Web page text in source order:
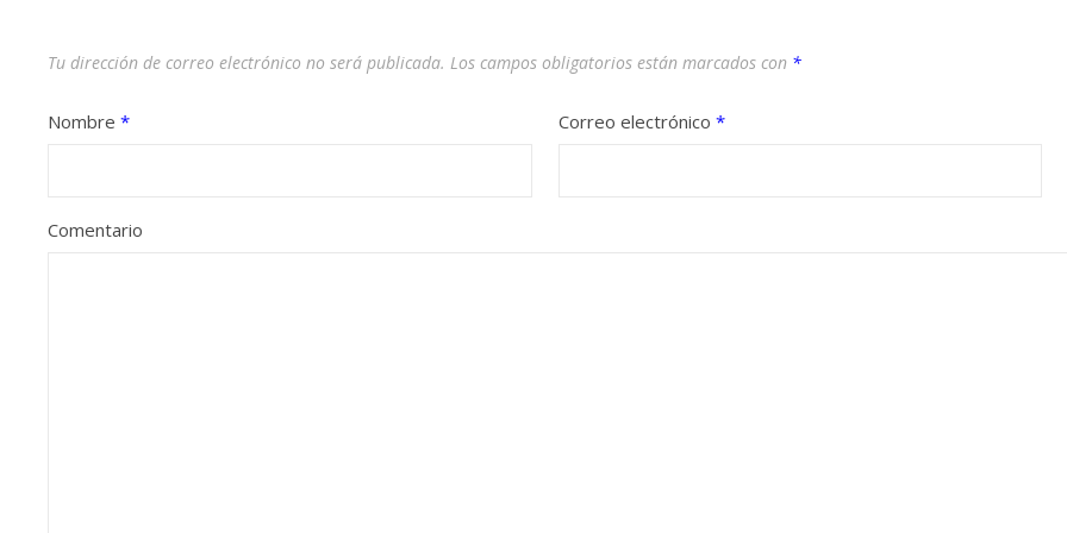
Tu dirección de correo electrónico no será publicada. Los campos obligatorios están marcados con *
Nombre * Correo electrónico *
Comentario